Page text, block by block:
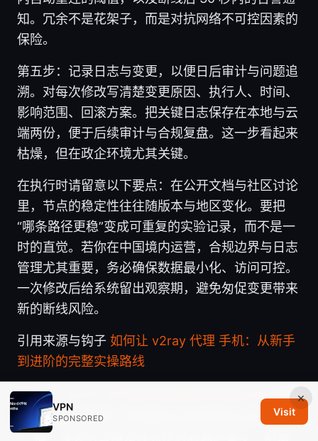
知。冗余不是花架子，而是对抗网络不可控因素的
保险。
第五步：记录日志与变更，以便日后审计与问题追
溯。对每次修改写清楚变更原因、执行人、时间、
影响范围、回滚方案。把关键日志保存在本地与云
端两份，便于后续审计与合规复盘。这一步看起来
枯燥，但在政企环境尤其关键。
在执行时请留意以下要点：在公开文档与社区讨论
里，节点的稳定性往往随版本与地区变化。要把
“哪条路径更稳”变成可重复的实验记录，而不是一
时的直觉。若你在中国境内运营，合规边界与日志
管理尤其重要，务必确保数据最小化、访问可控。
一次修改后给系统留出观察期，避免匆促变更带来
新的断线风险。
引用来源与钩子 如何让 v2ray 代理 手机：从新手
到进阶的完整实操路线
StrongVPN 在中国专用线路的实用性分析说明
了针对中国用户的线路优化和混淆协议的价
×
VPN
SPONSORED
Visit